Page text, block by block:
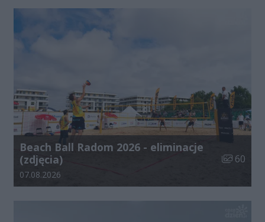
Beach Ball Radom 2026 - eliminacje
(zdjęcia)
Liczba
60
Data dodania galerii:
07.08.2026